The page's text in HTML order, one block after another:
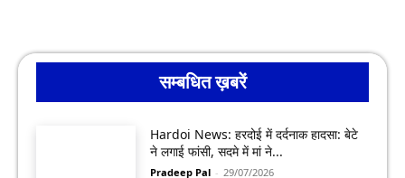
सम्बधित ख़बरें
Hardoi News: हरदोई में दर्दनाक हादसा: बेटे
ने लगाई फांसी, सदमे में मां ने...
Pradeep Pal - 29/07/2026